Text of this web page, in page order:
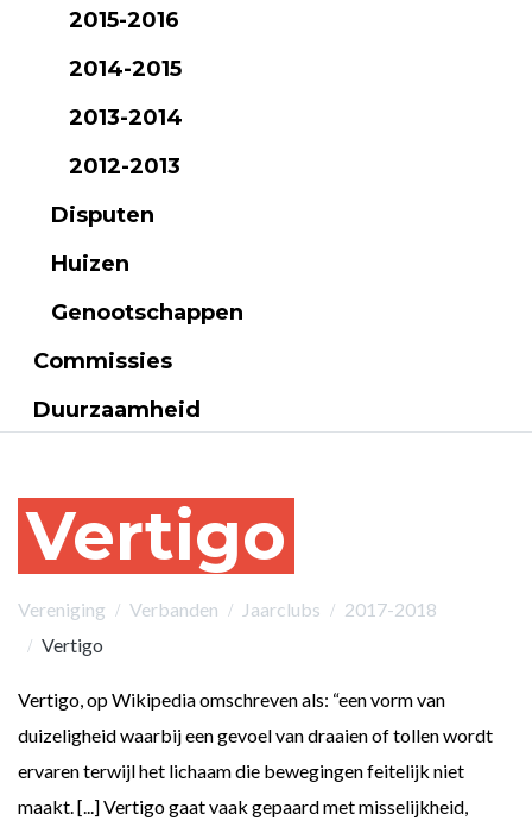
2015-2016
2014-2015
2013-2014
2012-2013
Disputen
Huizen
Genootschappen
Commissies
Duurzaamheid
Vertigo
Vereniging Verbanden Jaarclubs
2017-2018
Vertigo
Vertigo, op Wikipedia omschreven als: “een vorm van
duizeligheid waarbij een gevoel van draaien of tollen wordt
ervaren terwijl het lichaam die bewegingen feitelijk niet
maakt. [...] Vertigo gaat vaak gepaard met misselijkheid,